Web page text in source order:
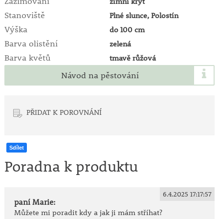
příštím roce druhou polovinu stonků seříznout až k
půdě. Ponechané stonky pouze zaštípněte.
Posledním druhem, který vyžaduje řez je
petiolaris. Tato samopnoucí popínavá rostlina
vyžaduje seřezávání stonků, které narůstají příliš
daleko od zdi nebo od jiné opory. Řezat ji je třeba na
jaře postupně v několika letech, aby nebyla ztráta
Stanoviště Plné slunce, Polostín
Výška do 100 cm
Barva olistění zelená
Barva květů tmavě růžová
Návod na pěstování
PŘIDAT K POROVNÁNÍ
Sdílet
Poradna k produktu
6.4.2025 17:17:57
paní Marie:
Můžete mi poradit kdy a jak ji mám stříhat?